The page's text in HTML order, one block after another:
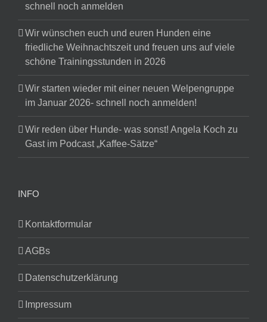
schnell noch anmelden
Wir wünschen euch und euren Hunden eine
friedliche Weihnachtszeit und freuen uns auf viele
schöne Trainingsstunden in 2026
Wir starten wieder mit einer neuen Welpengruppe
im Januar 2026- schnell noch anmelden!
Wir reden über Hunde- was sonst! Angela Koch zu
Gast im Podcast „Kaffee-Sätze“
INFO
Kontaktformular
AGBs
Datenschutzerklärung
Impressum